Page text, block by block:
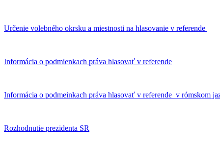
Určenie volebného okrsku a miestnosti na hlasovanie v referende
Informácia o podmienkach práva hlasovať v referende
Informácia o podmeinkach práva hlasovať v referende v rómskom
Rozhodnutie prezidenta SR